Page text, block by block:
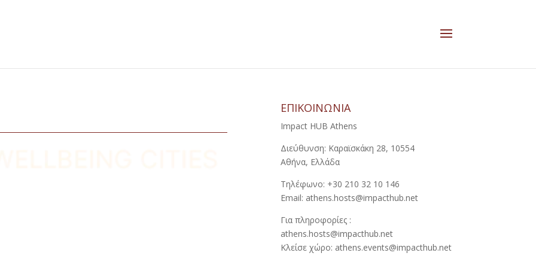
ΕΠΙΚΟΙΝΩΝΙΑ
Impact HUB Athens
Διεύθυνση: Καραϊσκάκη 28, 10554
Αθήνα, Ελλάδα
Τηλέφωνο: +30 210 32 10 146
Email: athens.hosts@impacthub.net
Για πληροφορίες :
athens.hosts@impacthub.net
Κλείσε χώρο: athens.events@impacthub.net